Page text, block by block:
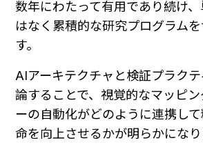
数年にわたって有用であり続け
はなく累積的な研究プログラム
す。
AIアーキテクチャと検証プラク
論することで、視覚的なマッピ
ーの自動化がどのように連携し
命を向上させるかが明らかになり